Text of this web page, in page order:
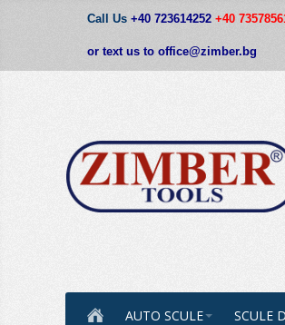
Call Us +40 723614252 +40
or text us to office@zimber.bg
AUTO SCULE SCULE